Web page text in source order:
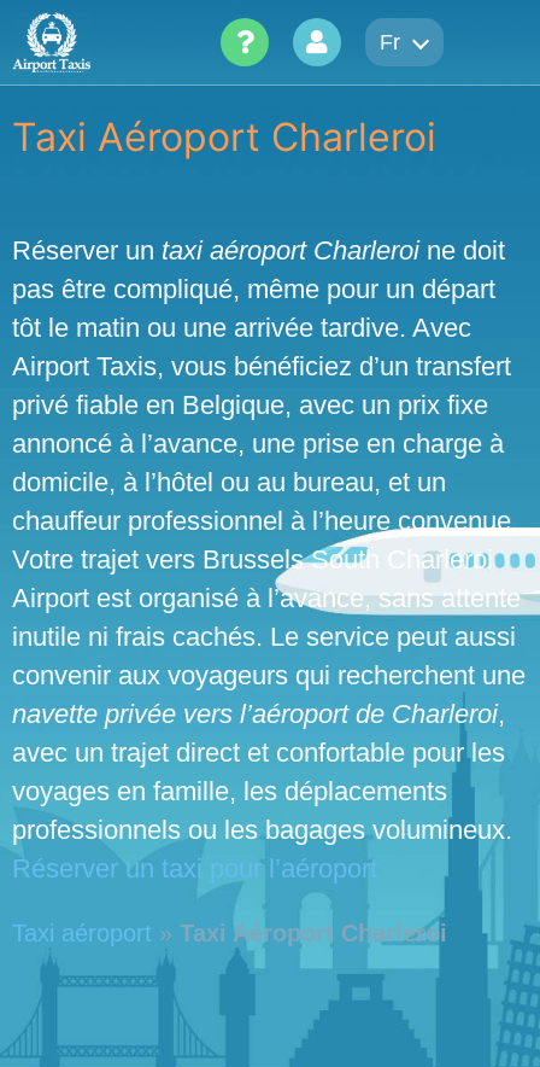
Skip
content
Fr
Taxi Aéroport Charleroi
Réserver un taxi aéroport Charleroine doit
pas être compliqué, même pour un départ
tôt le matin ou une arrivée tardive. Avec
Airport Taxis, vous bénéficiez d’un transfert
privé fiable en Belgique, avec un prix fixe
annoncé à l’avance, une prise en charge à
domicile, à l’hôtel ou au bureau, et un
chauffeur professionnel à l’heure convenue.
Votre trajet vers Brussels South Charleroi
Airport est organisé à l’avance, sans attente
inutile ni frais cachés. Le service peut aussi
convenir aux voyageurs qui recherchent une
navette privée vers l’aéroport de Charleroi,
avec un trajet direct et confortable pour les
voyages en famille, les déplacements
professionnels ou les bagages volumineux.
Réserver un taxi pour l’aéroport
Taxi aéroport » Taxi Aéroport Charleroi